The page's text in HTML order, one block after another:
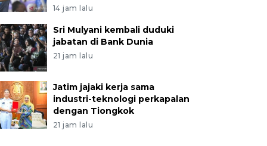
14 jam lalu
Sri Mulyani kembali duduki
jabatan di Bank Dunia
21 jam lalu
Jatim jajaki kerja sama
industri-teknologi perkapalan
dengan Tiongkok
21 jam lalu